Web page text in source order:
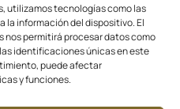
utilizamos tecnologías como las
la información del dispositivo. El
permitirá procesar datos como
identificaciones únicas en este
puede afectar
y funciones.